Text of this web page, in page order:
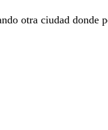
otra ciudad